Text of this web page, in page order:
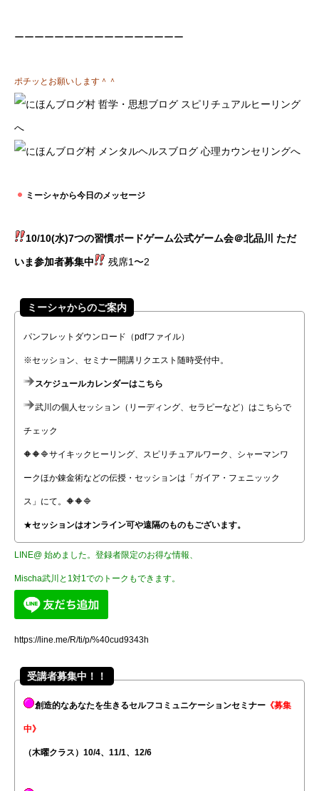
ーーーーーーーーーーーーーーーーー
ポチッとお願いします＾＾
ミーシャから今日のメッセージ
10/10(水)7つの習慣ボードゲーム公式ゲーム会＠北品川 ただ
いま参加者募集中 残席1〜2
ミーシャからのご案内
パンフレットダウンロード（pdfファイル）
※セッション、セミナー開講リクエスト随時受付中。
スケジュールカレンダーはこちら
武川の個人セッション（リーディング、セラピーなど）はこちらで
チェック
🔶🔶🔷サイキックヒーリング、スピリチュアルワーク、シャーマンワ
ークほか錬金術などの伝授・セッションは「ガイア・フェニッック
ス 」にて。🔶🔶🔷
★セッションはオンライン可や遠隔のものもございます。
LINE@ 始めました。登録者限定のお得な情報、
Mischa武川と1対1でのトークもできます。
https://line.me/R/ti/p/%40cud9343h
受講者募集中！！
創造的なあなたを生きるセルフコミュニケーションセミナー 《募集
中》
（木曜クラス）10/4、11/1、12/6